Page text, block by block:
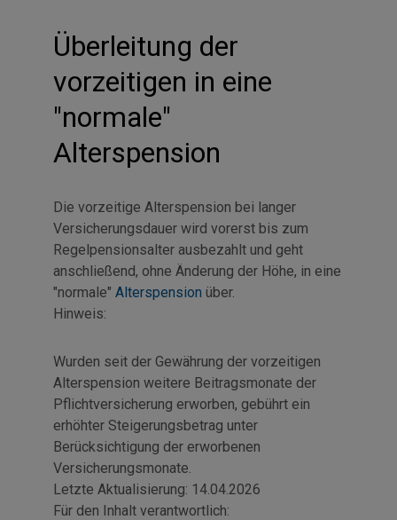
Überleitung der
vorzeitigen in eine
"normale"
Alterspension
Die vorzeitige Alterspension bei langer
Versicherungsdauer wird vorerst bis zum
Regelpensionsalter ausbezahlt und geht
anschließend, ohne Änderung der Höhe, in eine
"normale" Alterspension über.
Hinweis:
Wurden seit der Gewährung der vorzeitigen
Alterspension weitere Beitragsmonate der
Pflichtversicherung erworben, gebührt ein
erhöhter Steigerungsbetrag unter
Berücksichtigung der erworbenen
Versicherungsmonate.
Letzte Aktualisierung: 14.04.2026
Für den Inhalt verantwortlich: